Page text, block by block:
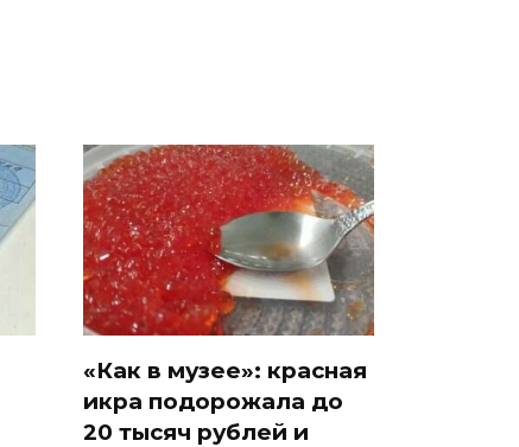
«Как в музее»: красная
икра подорожала до
20 тысяч рублей и